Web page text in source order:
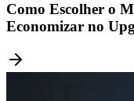
Como Escolher o
Economizar no